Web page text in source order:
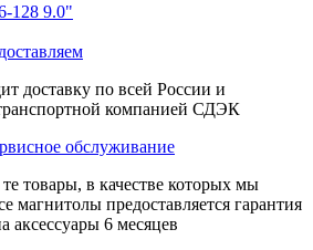
128 9.0"
доставку по всей России и
компанией СДЭК
обслуживание
товары, в качестве которых мы
магнитолы предоставляется гарантия
аксессуары 6 месяцев